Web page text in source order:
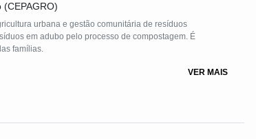
urbana e gestão comunitária de resíduos
em adubo pelo processo de compostagem. É
famílias.
VER MAIS